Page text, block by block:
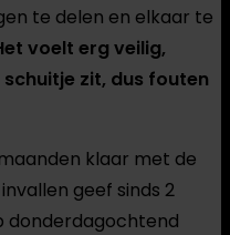
te delen en elkaar te
voelt erg veilig,
zit, dus fouten
klaar met de
geef sinds 2
donderdagochtend